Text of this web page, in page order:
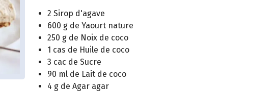
2 Sirop d'agave
600 g de Yaourt nature
250 g de Noix de coco
1 cas de Huile de coco
3 cac de Sucre
90 ml de Lait de coco
4 g de Agar agar